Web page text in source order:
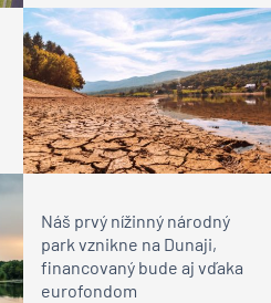
Náš prvý nížinný národný
park vznikne na Dunaji,
financovaný bude aj vďaka
eurofondom